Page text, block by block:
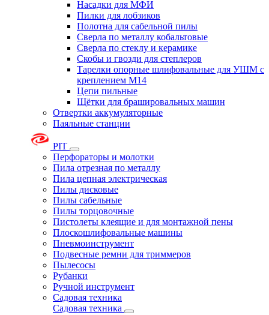
Насадки для МФИ
Пилки для лобзиков
Полотна для сабельной пилы
Сверла по металлу кобальтовые
Сверла по стеклу и керамике
Скобы и гвозди для степлеров
Тарелки опорные шлифовальные для УШМ с
креплением М14
Цепи пильные
Щётки для брашировальных машин
Отвертки аккумуляторные
Паяльные станции
PIT
Перфораторы и молотки
Пила отрезная по металлу
Пила цепная электрическая
Пилы дисковые
Пилы сабельные
Пилы торцовочные
Пистолеты клеящие и для монтажной пены
Плоскошлифовальные машины
Пневмоинструмент
Подвесные ремни для триммеров
Пылесосы
Рубанки
Ручной инструмент
Садовая техника
Садовая техника